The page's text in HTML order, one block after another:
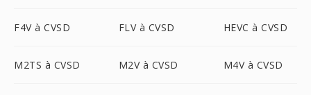
F4V à CVSD FLV à CVSD HEVC à CVSD
M2TS à CVSD M2V à CVSD M4V à CVSD